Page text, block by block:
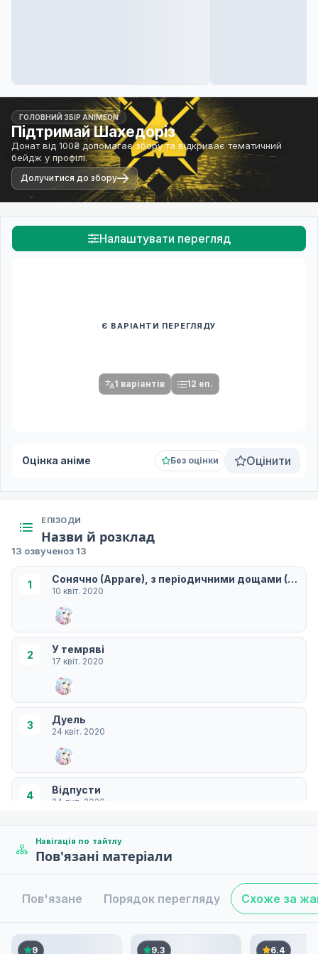
ГОЛОВНИЙ ЗБІР ANIMEON
Підтримай Шахедоріз
Донат від 100₴ допомагає збору та відкриває тематичний
бейдж у профілі.
Долучитися до збору
Налаштувати перегляд
Є ВАРІАНТИ ПЕРЕГЛЯДУ
1 варіантів 12 еп.
Оцінка аніме Без оцінки Оцінити
ЕПІЗОДИ
Назви й розклад
13 озвученоз 13
1 Сонячно (Appare), з періодичними дощами
10 квіт. 2020
2 У темряві
17 квіт. 2020
3 Дуель
24 квіт. 2020
4 Відпусти
24 лип. 2020
У Переддень і...
Навігація по тайтлу
Пов'язані матеріали
Пов'язане Порядок перегляду Схоже за
9 9.3 6.4